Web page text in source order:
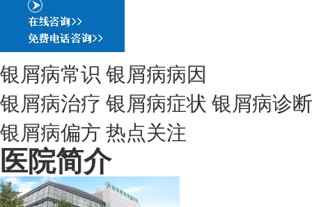
银屑病常识 银屑病病因
银屑病治疗 银屑病症状 银屑病诊断
银屑病偏方 热点关注
医院简介